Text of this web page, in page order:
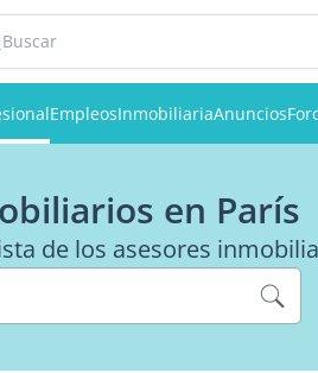
Buscar
EmpleosInmobiliariaAnuncios
en París
de los asesores